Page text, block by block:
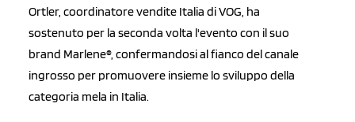
Ortler, coordinatore vendite Italia di VOG, ha
sostenuto per la seconda volta l'evento con il suo
brand Marlene®, confermandosi al fianco del canale
ingrosso per promuovere insieme lo sviluppo della
categoria mela in Italia.